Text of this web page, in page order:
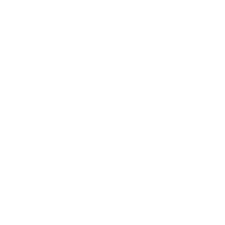
了承ください。
き作成されるも
をご了承くださ
です。
ありません。
です。
ず変更すること
1000ppm以下、
) : 1000ppm、
、
可)を取得する
これらの製造装
通知します。
ムロン制御